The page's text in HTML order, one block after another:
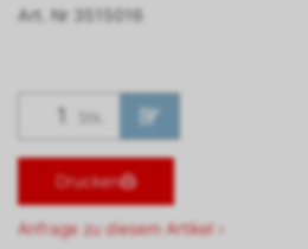
Art. Nr 3515016
Stk.
Drucken
Anfrage zu diesem Artikel ›